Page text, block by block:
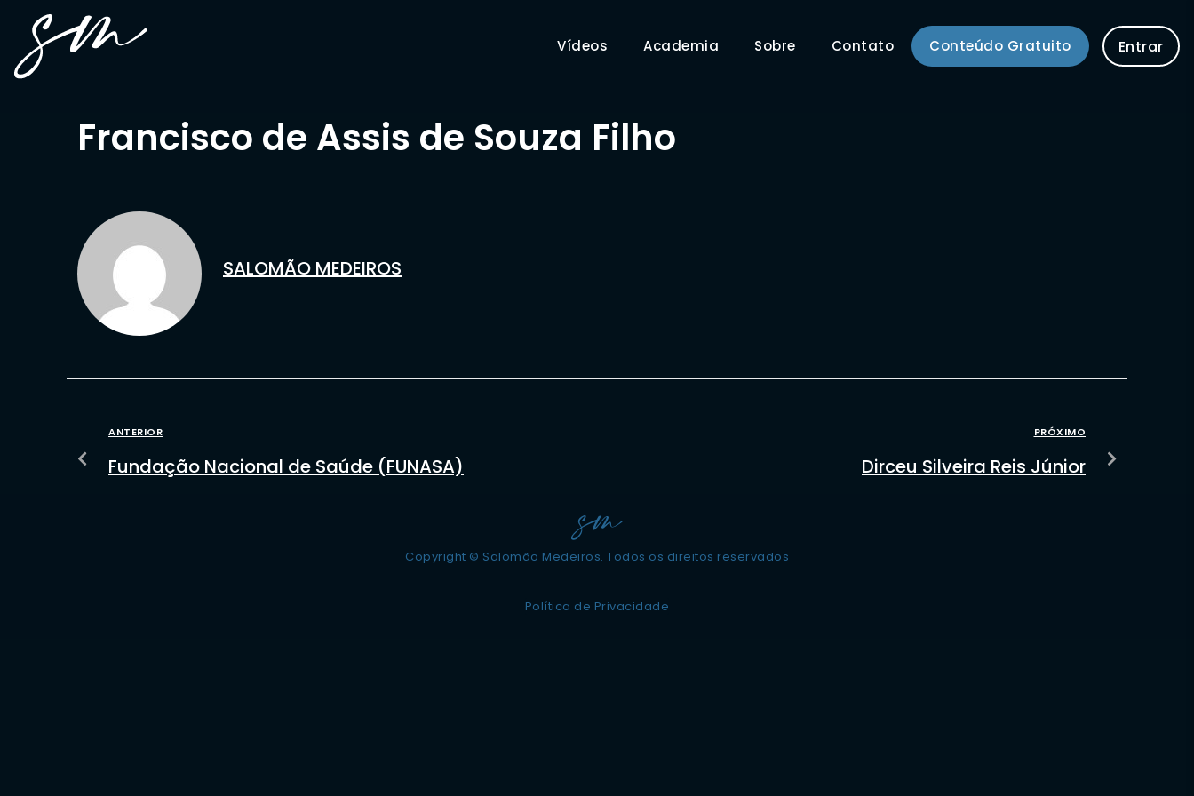
Vídeos Academia Sobre Contato Conteúdo Gratuito Entrar
Francisco de Assis de Souza Filho
SALOMÃO MEDEIROS
ANTERIOR
Fundação Nacional de Saúde (FUNASA)
PRÓXIMO
Dirceu Silveira Reis Júnior
Copyright © Salomão Medeiros. Todos os direitos reservados
Política de Privacidade